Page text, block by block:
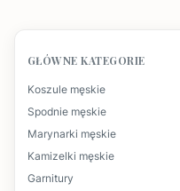
GŁÓWNE KATEGORIE
Koszule męskie
Spodnie męskie
Marynarki męskie
Kamizelki męskie
Garnitury